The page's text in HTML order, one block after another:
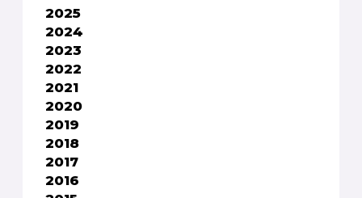
2025
2024
2023
2022
2021
2020
2019
2018
2017
2016